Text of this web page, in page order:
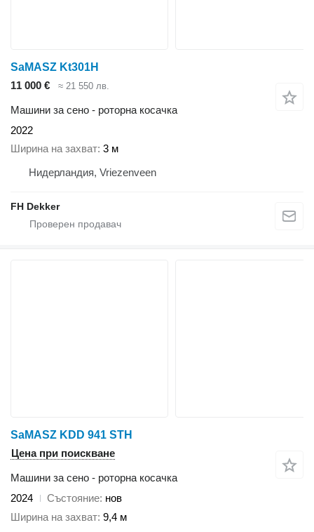
SaMASZ Kt301H
11 000 €
≈ 21 550 лв.
Машини за сено - роторна косачка
2022
Ширина на захват 3 м
Нидерландия, Vriezenveen
FH Dekker
SaMASZ KDD 941 STH
Цена при поискване
Машини за сено - роторна косачка
2024
Състояние нов
Ширина на захват 9,4 м